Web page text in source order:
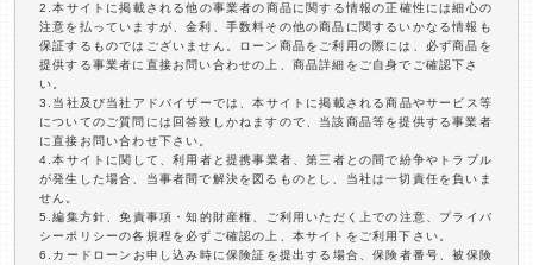
2.本サイトに掲載される他の事業者の商品に関する情報の正確性には細心の
注意を払っていますが、金利、手数料その他の商品に関するいかなる情報も
保証するものではございません。ローン商品をご利用の際には、必ず商品を
提供する事業者に直接お問い合わせの上、商品詳細をご自身でご確認下さ
い。
3.当社及び当社アドバイザーでは、本サイトに掲載される商品やサービス等
についてのご質問には回答致しかねますので、当該商品等を提供する事業者
に直接お問い合わせ下さい。
4.本サイトに関して、利用者と提携事業者、第三者との間で紛争やトラブル
が発生した場合、当事者間で解決を図るものとし、当社は一切責任を負いま
せん。
5.編集方針、免責事項・知的財産権、ご利用いただく上での注意、プライバ
シーポリシーの各規程を必ずご確認の上、本サイトをご利用下さい。
6.カードローンお申し込み時に保険証を提出する場合、保険者番号、被保険